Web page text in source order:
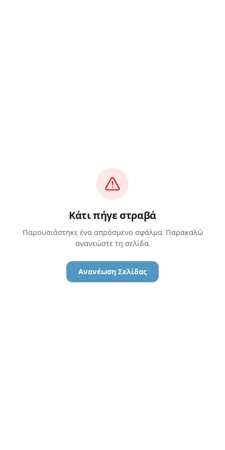
Κάτι πήγε στραβά
Παρουσιάστηκε ένα απρόσμενο σφάλμα. Παρακαλώ
ανανεώστε τη σελίδα.
Ανανέωση Σελίδας